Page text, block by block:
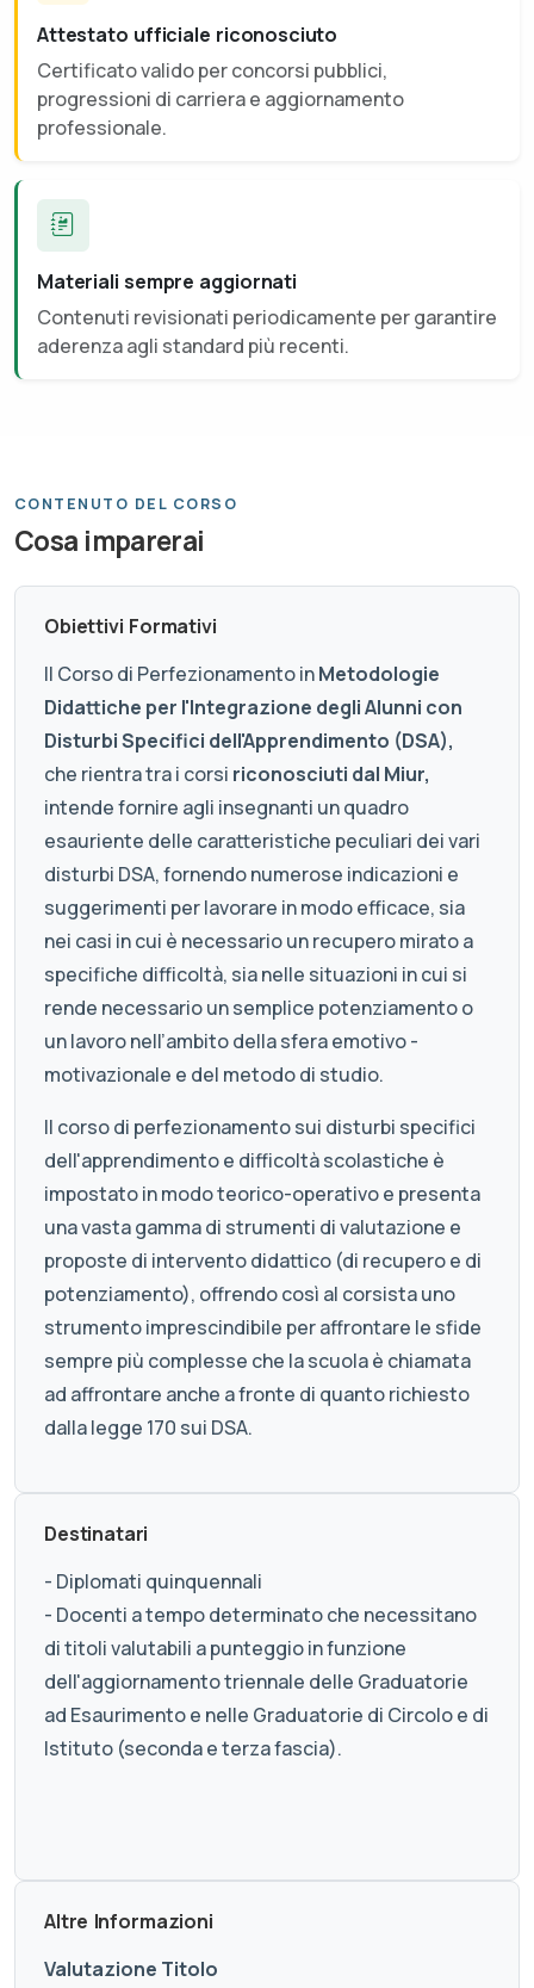
Attestato ufficiale riconosciuto
Certificato valido per concorsi pubblici,
progressioni di carriera e aggiornamento
professionale.
Materiali sempre aggiornati
Contenuti revisionati periodicamente per garantire
aderenza agli standard più recenti.
CONTENUTO DEL CORSO
Cosa imparerai
Obiettivi Formativi
Il Corso di Perfezionamento inMetodologie
Didattiche per l'Integrazione degli Alunni con
Disturbi Specifici dell'Apprendimento (DSA),
che rientra tra i corsi riconosciuti dal Miur,
intende fornire agli insegnanti un quadro
esauriente delle caratteristiche peculiari dei vari
disturbi DSA, fornendo numerose indicazioni e
suggerimenti per lavorare in modo efficace, sia
nei casi in cui è necessario un recupero mirato a
specifiche difficoltà, sia nelle situazioni in cui si
rende necessario un semplice potenziamento o
un lavoro nell’ambito della sfera emotivo -
motivazionale e del metodo di studio.
Il corso di perfezionamento sui disturbi specifici
dell'apprendimento e difficoltà scolastiche è
impostato in modo teorico-operativo e presenta
una vasta gamma di strumenti di valutazione e
proposte di intervento didattico (di recupero e di
potenziamento), offrendo così al corsista uno
strumento imprescindibile per affrontare le sfide
sempre più complesse che la scuola è chiamata
ad affrontare anche a fronte di quanto richiesto
dalla legge 170 sui DSA.
Destinatari
- Diplomati quinquennali
- Docenti a tempo determinato che necessitano
di titoli valutabili a punteggio in funzione
dell'aggiornamento triennale delle Graduatorie
ad Esaurimento e nelle Graduatorie di Circolo e di
Istituto (seconda e terza fascia).
Altre Informazioni
Valutazione Titolo